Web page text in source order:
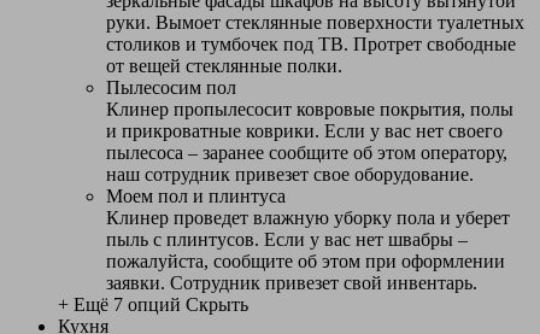
руки. Вымоет стеклянные поверхности туалетных
столиков и тумбочек под ТВ. Протрет свободные
от вещей стеклянные полки.
Пылесосим пол
Клинер пропылесосит ковровые покрытия, полы
и прикроватные коврики. Если у вас нет своего
пылесоса – заранее сообщите об этом оператору,
наш сотрудник привезет свое оборудование.
Моем пол и плинтуса
Клинер проведет влажную уборку пола и уберет
пыль с плинтусов. Если у вас нет швабры –
пожалуйста, сообщите об этом при оформлении
заявки. Сотрудник привезет свой инвентарь.
+ Ещё 7 опций Скрыть
Кухня